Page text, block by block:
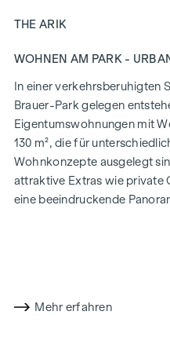
THE ARIK
WOHNEN AM PARK -
In einer verkehrsberuhigten
Brauer-Park gelegen
Eigentumswohnungen mit
130 m², die für
Wohnkonzepte ausgelegt
attraktive Extras wie private
eine beeindruckende
garantieren eine nachhaltige
Mehr erfahren